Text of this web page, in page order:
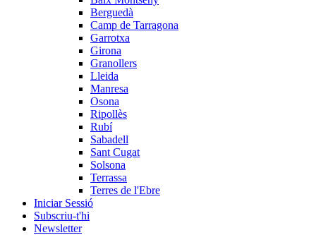
Berguedà
Camp de Tarragona
Garrotxa
Girona
Granollers
Lleida
Manresa
Osona
Ripollès
Rubí
Sabadell
Sant Cugat
Solsona
Terrassa
Terres de l'Ebre
Iniciar Sessió
Subscriu-t'hi
Newsletter